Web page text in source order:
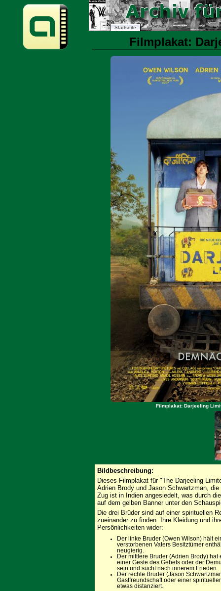
Startseite
Filmplakat:
Filmplakat: Darjeeling
Bildbeschreibung:
Dieses Filmplakat für "The Darjeeling
Adrien Brody und Jason Schwartzman,
Zug ist in Indien angesiedelt, was durch
auf dem gelben Banner unter den
Die drei Brüder sind auf einer spirituellen
zueinander zu finden. Ihre Kleidung und
Persönlichkeiten wider:
Der linke Bruder (Owen Wilson) hält
verstorbenen Vaters Besitztümer
neugierig.
Der mittlere Bruder (Adrien Brody)
einer Geste des Gebets oder der
sein und sucht nach innerem Frieden.
Der rechte Bruder (Jason
Gastfreundschaft oder einer
etwas distanziert.